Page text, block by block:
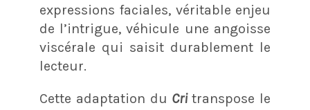
expressions faciales, véritable enjeu
de l’intrigue, véhicule une angoisse
viscérale qui saisit durablement le
lecteur.
Cette adaptation du Critranspose le